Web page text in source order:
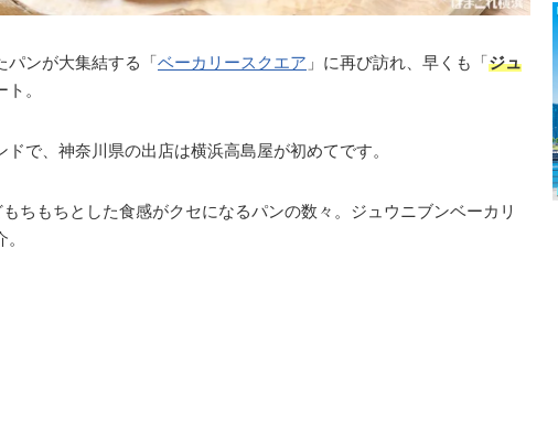
パンが大集結する「ベーカリースクエア 」に再び訪れ、早くも「ジュ
。
で、神奈川県の出店は横浜高島屋が初めてです。
ちもちとした食感がクセになるパンの数々。ジュウニブンベーカリ